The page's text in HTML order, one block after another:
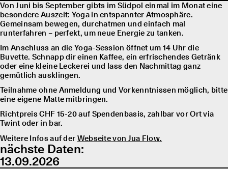
Von Juni bis September gibts im Südpol einmal im Monat eine
besondere Auszeit: Yoga in entspannter Atmosphäre.
Gemeinsam bewegen, durchatmen und einfach mal
runterfahren – perfekt, um neue Energie zu tanken.
Im Anschluss an die Yoga-Session öffnet um 14 Uhr die
Buvette. Schnapp dir einen Kaffee, ein erfrischendes Getränk
oder eine kleine Leckerei und lass den Nachmittag ganz
gemütlich ausklingen.
Teilnahme ohne Anmeldung und Vorkenntnissen möglich, bitte
eine eigene Matte mitbringen.
Richtpreis CHF 15-20 auf Spendenbasis, zahlbar vor Ort via
Twint oder in bar.
Weitere Infos auf der Webseite von Jua Flow.
nächste Daten:
13.09.2026